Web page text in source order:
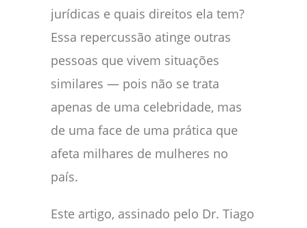
jurídicas e quais direitos ela tem?
Essa repercussão atinge outras
pessoas que vivem situações
similares — pois não se trata
apenas de uma celebridade, mas
de uma face de uma prática que
afeta milhares de mulheres no
país.
Este artigo, assinado pelo Dr. Tiago